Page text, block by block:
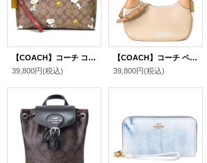
【COACH】コーチ コーティングキャンバス レザー シグネチャー ピーナッツ コラボ スヌーピー ポーチ クラッチバッグ カーキマルチ〔日本未発売〕
39,800円(税込)
【COACH】コーチ ペブルレザー マーラ ホーボー カラーブロック 2WAY ショルダー クロスボディ ハンドバッグ サンディベージュマルチ(日本未発売）
39,800円(税込)